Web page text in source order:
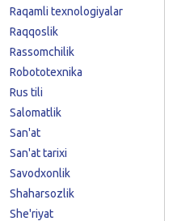
Raqamli texnologiyalar
Raqqoslik
Rassomchilik
Robototexnika
Rus tili
Salomatlik
San'at
San'at tarixi
Savodxonlik
Shaharsozlik
She'riyat